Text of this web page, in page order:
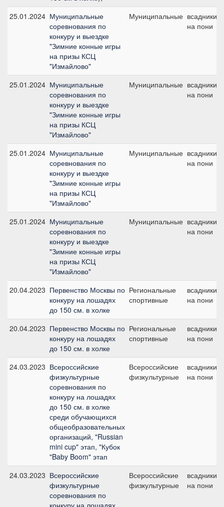
25.01.2024 Муниципальные
соревнования по
конкуру и выездке
"Зимние конные игры
на призы КСЦ
"Измайлово"
Муниципальные всадники
на пони
25.01.2024 Муниципальные
соревнования по
конкуру и выездке
"Зимние конные игры
на призы КСЦ
"Измайлово"
Муниципальные всадники
на пони
25.01.2024 Муниципальные
соревнования по
конкуру и выездке
"Зимние конные игры
на призы КСЦ
"Измайлово"
Муниципальные всадники
на пони
25.01.2024 Муниципальные
соревнования по
конкуру и выездке
"Зимние конные игры
на призы КСЦ
"Измайлово"
Муниципальные всадники
на пони
20.04.2023 Первенство Москвы по
конкуру на лошадях
до 150 см. в холке
Региональные
спортивные
всадники
на пони
20.04.2023 Первенство Москвы по
конкуру на лошадях
до 150 см. в холке
Региональные
спортивные
всадники
на пони
24.03.2023 Всероссийские
физкультурные
соревнования по
конкуру на лошадях
до 150 см. в холке
среди обучающихся
общеобразовательных
организаций, "Russian
mini cup" этап, "Кубок
"Baby Boom" этап
Всероссийские
физкультурные
всадники
на пони
24.03.2023 Всероссийские
физкультурные
соревнования по
конкуру на лошадях
Всероссийские
физкультурные
всадники
на пони